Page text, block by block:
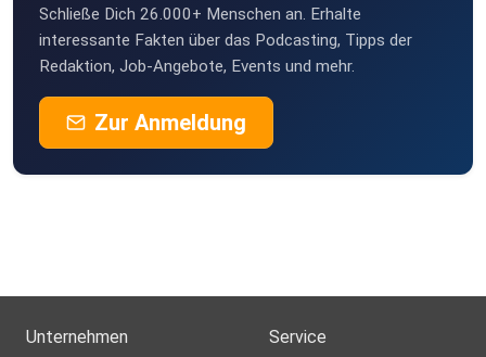
Schließe Dich 26.000+ Menschen an. Erhalte
interessante Fakten über das Podcasting, Tipps der
Redaktion, Job-Angebote, Events und mehr.
Zur Anmeldung
Unternehmen Service